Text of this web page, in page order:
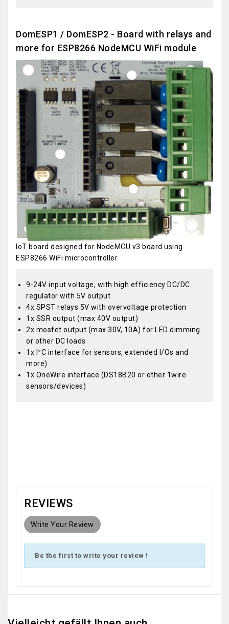
DomESP1 / DomESP2 - Board with relays and
more for ESP8266 NodeMCU WiFi module
IoT board designed for NodeMCU v3 board using
ESP8266 WiFi microcontroller
9-24V input voltage, with high efficiency DC/DC
regulator with 5V output
4x SPST relays 5V with overvoltage protection
1x SSR output (max 40V output)
2x mosfet output (max 30V, 10A) for LED dimming
or other DC loads
1x I²C interface for sensors, extended I/Os and
more)
1x OneWire interface (DS18B20 or other 1wire
sensors/devices)
REVIEWS
Write Your Review
Be the first to write your review !